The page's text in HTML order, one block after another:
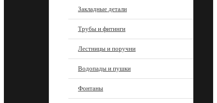
Закладные детали
Трубы и фитинги
Лестницы и поручни
Водопады и пушки
Фонтаны